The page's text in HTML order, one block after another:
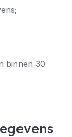
binnen 30